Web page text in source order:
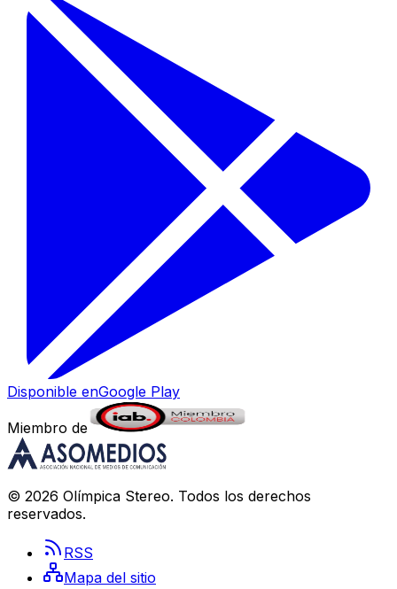
Disponible enGoogle Play
Miembro de
© 2026 Olímpica Stereo. Todos los derechos
reservados.
RSS
Mapa del sitio